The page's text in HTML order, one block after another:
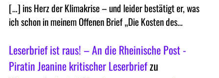
[…] ins Herz der Klimakrise – und leider bestätigt er, was
ich schon in meinem Offenen Brief „Die Kosten des…
Leserbrief ist raus! – An die Rheinische Post -
Piratin Jeanine kritischer Leserbriefzu